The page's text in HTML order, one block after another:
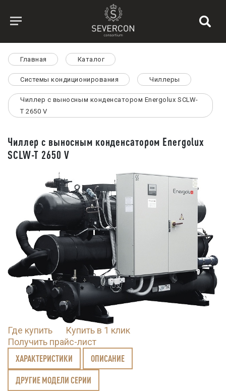
Главная Каталог
Системы кондиционирования Чиллеры
Чиллер с выносным конденсатором Energolux SCLW-
T 2650 V
Чиллер с выносным конденсатором Energolux
SCLW-T 2650 V
Где купить
Купить в 1 клик
Получить прайс-лист
ХАРАКТЕРИСТИКИ ОПИСАНИЕ
ДРУГИЕ МОДЕЛИ СЕРИИ